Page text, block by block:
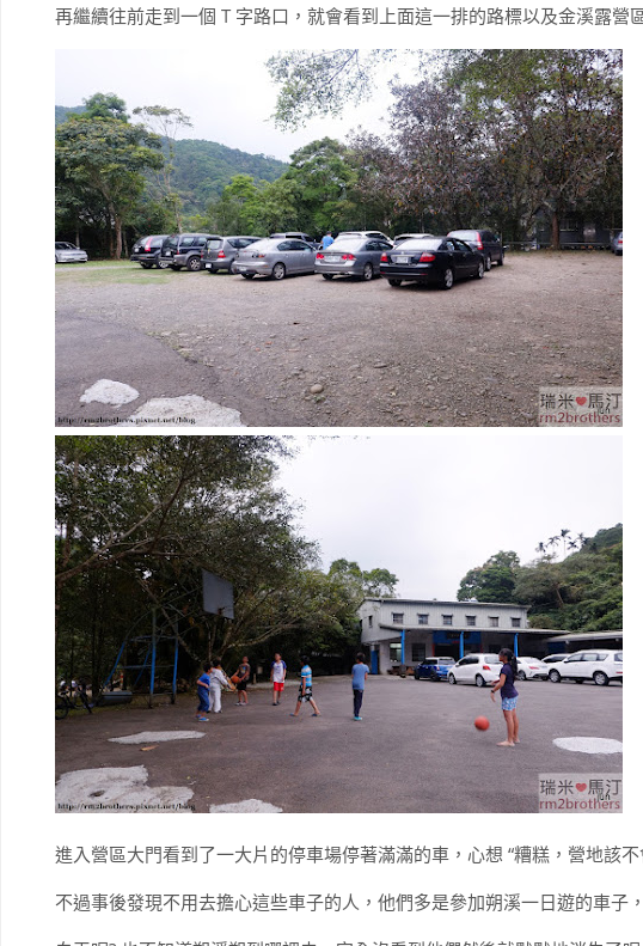
再繼續往前走到一個 T 字路口，就會看到上面這一排的路標以及金溪露營
進入營區大門看到了一大片的停車場停著滿滿的車，心想 “糟糕，營地該不
不過事後發現不用去擔心這些車子的人，他們多是參加朔溪一日遊的車子